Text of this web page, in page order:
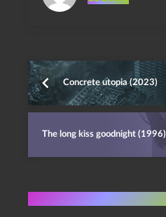
Concrete utopia (2023)
The long kiss goodnight (1996)